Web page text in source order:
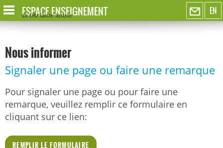
EN
ESPACE ENSEIGNEMENT
du CHU Sainte-Justine
Nous informer
Signaler une page ou faire une remarque
Pour signaler une page ou pour faire une
remarque, veuillez remplir ce formulaire en
cliquant sur ce lien:
REMPLIR LE FORMULAIRE